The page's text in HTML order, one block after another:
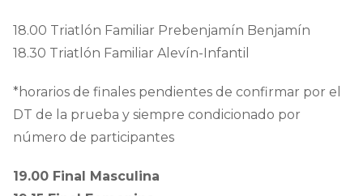
18.00 Triatlón Familiar Prebenjamín Benjamín
18.30 Triatlón Familiar Alevín-Infantil
*horarios de finales pendientes de confirmar por el
DT de la prueba y siempre condicionado por
número de participantes
19.00 Final Masculina